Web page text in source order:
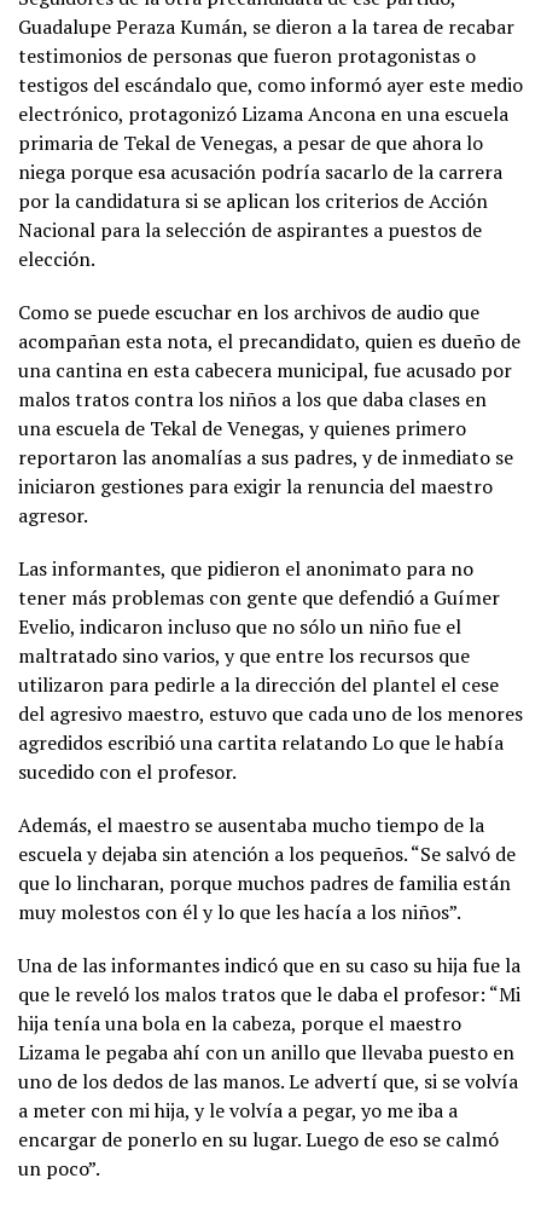
Guadalupe Peraza Kumán, se dieron a la tarea de recabar
testimonios de personas que fueron protagonistas o
testigos del escándalo que, como informó ayer este medio
electrónico, protagonizó Lizama Ancona en una escuela
primaria de Tekal de Venegas, a pesar de que ahora lo
niega porque esa acusación podría sacarlo de la carrera
por la candidatura si se aplican los criterios de Acción
Nacional para la selección de aspirantes a puestos de
elección.
Como se puede escuchar en los archivos de audio que
acompañan esta nota, el precandidato, quien es dueño de
una cantina en esta cabecera municipal, fue acusado por
malos tratos contra los niños a los que daba clases en
una escuela de Tekal de Venegas, y quienes primero
reportaron las anomalías a sus padres, y de inmediato se
iniciaron gestiones para exigir la renuncia del maestro
agresor.
Las informantes, que pidieron el anonimato para no
tener más problemas con gente que defendió a Guímer
Evelio, indicaron incluso que no sólo un niño fue el
maltratado sino varios, y que entre los recursos que
utilizaron para pedirle a la dirección del plantel el cese
del agresivo maestro, estuvo que cada uno de los menores
agredidos escribió una cartita relatando Lo que le había
sucedido con el profesor.
Además, el maestro se ausentaba mucho tiempo de la
escuela y dejaba sin atención a los pequeños. “Se salvó de
que lo lincharan, porque muchos padres de familia están
muy molestos con él y lo que les hacía a los niños”.
Una de las informantes indicó que en su caso su hija fue la
que le reveló los malos tratos que le daba el profesor: “Mi
hija tenía una bola en la cabeza, porque el maestro
Lizama le pegaba ahí con un anillo que llevaba puesto en
uno de los dedos de las manos. Le advertí que, si se volvía
a meter con mi hija, y le volvía a pegar, yo me iba a
encargar de ponerlo en su lugar. Luego de eso se calmó
un poco”.